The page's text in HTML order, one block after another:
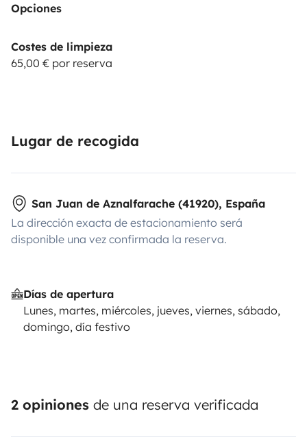
Opciones
Costes de limpieza
65,00 € por reserva
Lugar de recogida
San Juan de Aznalfarache (41920), España
La dirección exacta de estacionamiento será
disponible una vez confirmada la reserva.
Días de apertura
Lunes, martes, miércoles, jueves, viernes, sábado,
domingo, día festivo
2 opiniones de una reserva verificada